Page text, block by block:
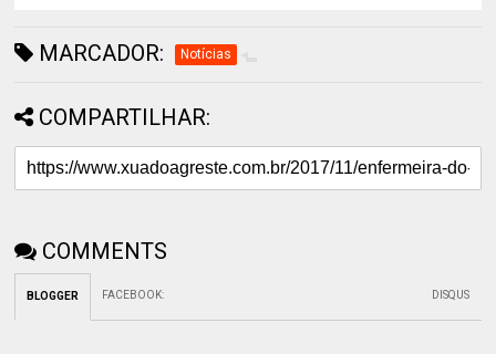
MARCADOR: Notícias
COMPARTILHAR:
COMMENTS
BLOGGER FACEBOOK: DISQUS